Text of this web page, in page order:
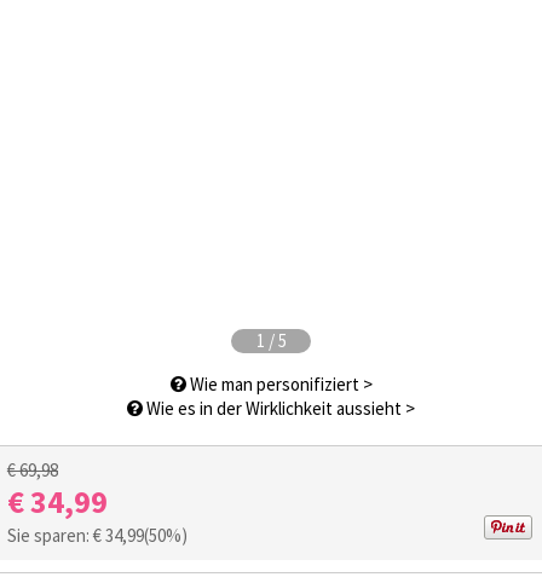
1 /5
Wie man personifiziert >
Wie es in der Wirklichkeit aussieht >
€ 69,98
€ 34,99
Sie sparen: €34,99(50%)